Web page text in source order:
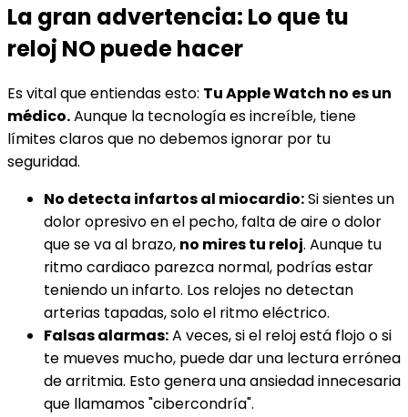
La gran advertencia: Lo que tu
reloj NO puede hacer
Es vital que entiendas esto: Tu Apple Watch no es un
médico.Aunque la tecnología es increíble, tiene
límites claros que no debemos ignorar por tu
seguridad.
No detecta infartos al miocardio:Si sientes un
dolor opresivo en el pecho, falta de aire o dolor
que se va al brazo, no mires tu reloj. Aunque tu
ritmo cardiaco parezca normal, podrías estar
teniendo un infarto. Los relojes no detectan
arterias tapadas, solo el ritmo eléctrico.
Falsas alarmas:A veces, si el reloj está flojo o si
te mueves mucho, puede dar una lectura errónea
de arritmia. Esto genera una ansiedad innecesaria
que llamamos "cibercondría".